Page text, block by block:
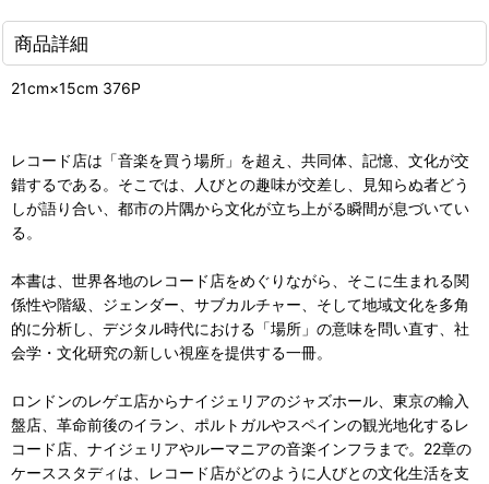
商品詳細
21cm×15cm 376P
レコード店は「音楽を買う場所」を超え、共同体、記憶、文化が交
錯するである。そこでは、人びとの趣味が交差し、見知らぬ者どう
しが語り合い、都市の片隅から文化が立ち上がる瞬間が息づいてい
る。
本書は、世界各地のレコード店をめぐりながら、そこに生まれる関
係性や階級、ジェンダー、サブカルチャー、そして地域文化を多角
的に分析し、デジタル時代における「場所」の意味を問い直す、社
会学・文化研究の新しい視座を提供する一冊。
ロンドンのレゲエ店からナイジェリアのジャズホール、東京の輸入
盤店、革命前後のイラン、ポルトガルやスペインの観光地化するレ
コード店、ナイジェリアやルーマニアの音楽インフラまで。22章の
ケーススタディは、レコード店がどのように人びとの文化生活を支